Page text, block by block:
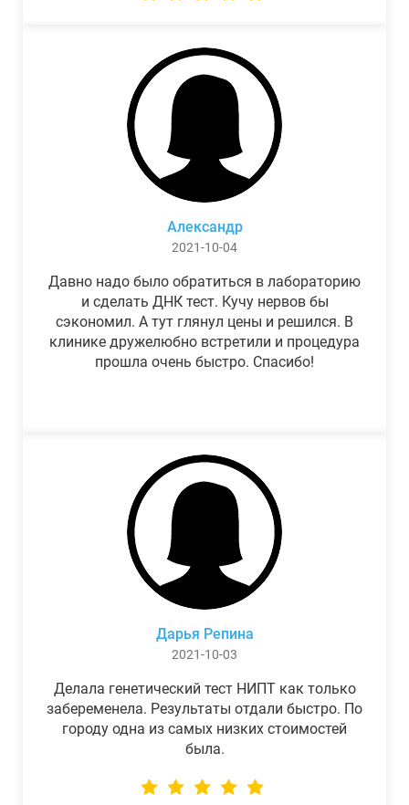
Александр
2021-10-04
Давно надо было обратиться в лабораторию
и сделать ДНК тест. Кучу нервов бы
сэкономил. А тут глянул цены и решился. В
клинике дружелюбно встретили и процедура
прошла очень быстро. Спасибо!
Дарья Репина
2021-10-03
Делала генетический тест НИПТ как только
забеременела. Результаты отдали быстро. По
городу одна из самых низких стоимостей
была.